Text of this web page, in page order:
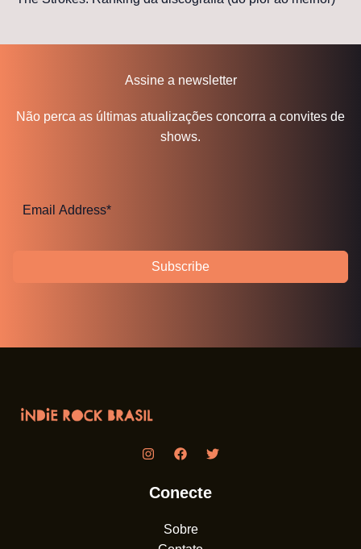
Assine a newsletter
Não perca as últimas atualizações concorra a convites de
shows.
Subscribe
Conecte
Sobre